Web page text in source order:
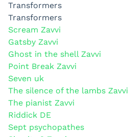
Transformers
Transformers
Scream Zavvi
Gatsby Zavvi
Ghost in the shell Zavvi
Point Break Zavvi
Seven uk
The silence of the lambs Zavvi
The pianist Zavvi
Riddick DE
Sept psychopathes